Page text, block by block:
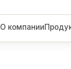
О компании